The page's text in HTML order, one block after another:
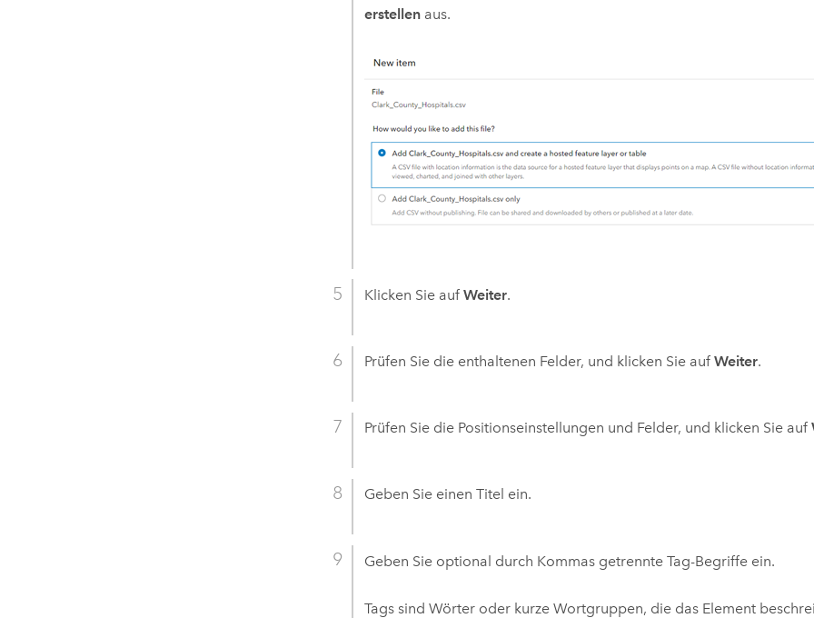
erstellen aus.
Klicken Sie aufWeiter.
Prüfen Sie die enthaltenen Felder, und klicken Sie aufWeiter.
Prüfen Sie die Positionseinstellungen und Felder, und klicken Sie auf
Geben Sie einen Titel ein.
Geben Sie optional durch Kommas getrennte Tag-Begriffe ein.
Tags sind Wörter oder kurze Wortgruppen, die das Element